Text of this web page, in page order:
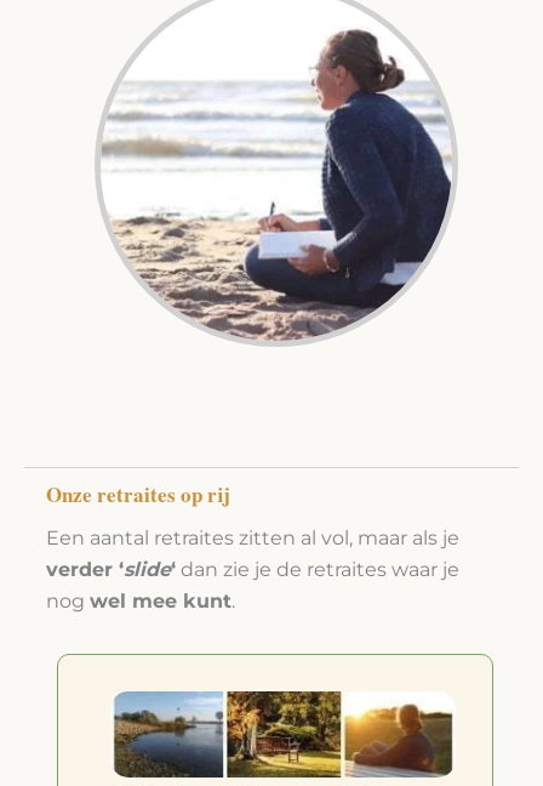
Onze retraites op rij
Een aantal retraites zitten al vol, maar als je
verder ‘slide‘ dan zie je de retraites waar je
nogwel mee kunt.